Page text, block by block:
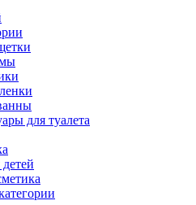
для туалета